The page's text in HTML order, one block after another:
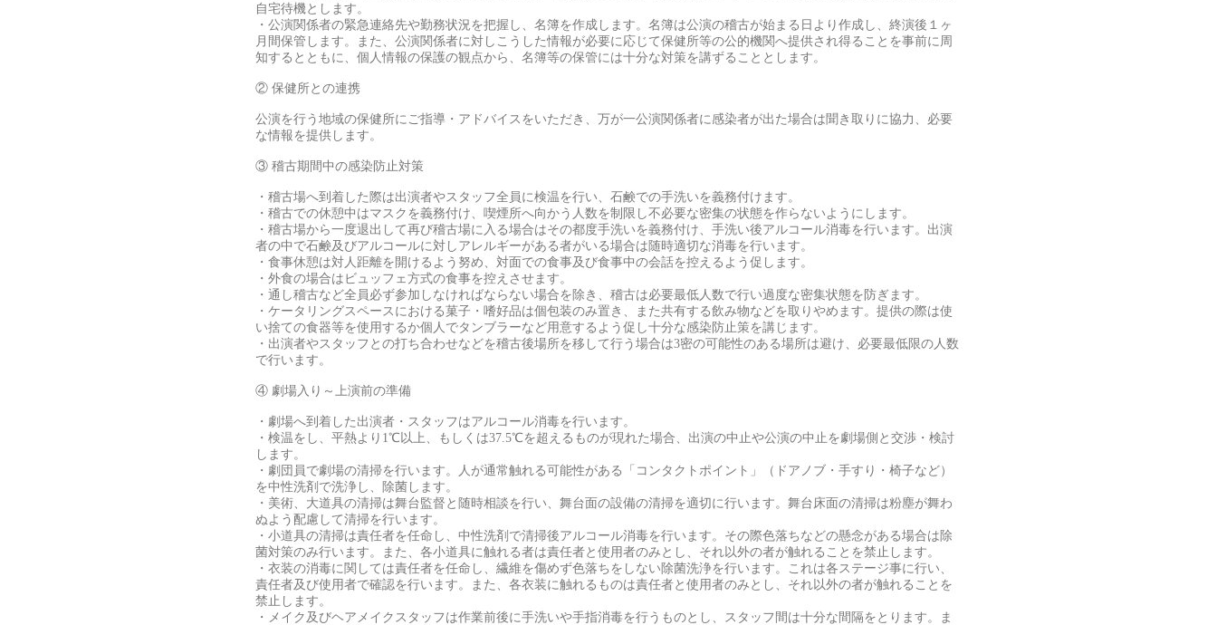
自宅待機とします。
・公演関係者の緊急連絡先や勤務状況を把握し、名簿を作成します。名簿は公演の稽古が始まる日より作成し、終演後１ヶ
月間保管します。また、公演関係者に対しこうした情報が必要に応じて保健所等の公的機関へ提供され得ることを事前に周
知するとともに、個人情報の保護の観点から、名簿等の保管には十分な対策を講ずることとします。
② 保健所との連携
公演を行う地域の保健所にご指導・アドバイスをいただき、万が一公演関係者に感染者が出た場合は聞き取りに協力、必要
な情報を提供します。
③ 稽古期間中の感染防止対策
・稽古場へ到着した際は出演者やスタッフ全員に検温を行い、石鹸での手洗いを義務付けます。
・稽古での休憩中はマスクを義務付け、喫煙所へ向かう人数を制限し不必要な密集の状態を作らないようにします。
・稽古場から一度退出して再び稽古場に入る場合はその都度手洗いを義務付け、手洗い後アルコール消毒を行います。出演
者の中で石鹸及びアルコールに対しアレルギーがある者がいる場合は随時適切な消毒を行います。
・食事休憩は対人距離を開けるよう努め、対面での食事及び食事中の会話を控えるよう促します。
・外食の場合はビュッフェ方式の食事を控えさせます。
・通し稽古など全員必ず参加しなければならない場合を除き、稽古は必要最低人数で行い過度な密集状態を防ぎます。
・ケータリングスペースにおける菓子・嗜好品は個包装のみ置き、また共有する飲み物などを取りやめます。提供の際は使
い捨ての食器等を使用するか個人でタンブラーなど用意するよう促し十分な感染防止策を講じます。
・出演者やスタッフとの打ち合わせなどを稽古後場所を移して行う場合は3密の可能性のある場所は避け、必要最低限の人数
で行います。
④ 劇場入り～上演前の準備
・劇場へ到着した出演者・スタッフはアルコール消毒を行います。
・検温をし、平熱より1℃以上、もしくは37.5℃を超えるものが現れた場合、出演の中止や公演の中止を劇場側と交渉・検討
します。
・劇団員で劇場の清掃を行います。人が通常触れる可能性がある「コンタクトポイント」（ドアノブ・手すり・椅子など）
を中性洗剤で洗浄し、除菌します。
・美術、大道具の清掃は舞台監督と随時相談を行い、舞台面の設備の清掃を適切に行います。舞台床面の清掃は粉塵が舞わ
ぬよう配慮して清掃を行います。
・小道具の清掃は責任者を任命し、中性洗剤で清掃後アルコール消毒を行います。その際色落ちなどの懸念がある場合は除
菌対策のみ行います。また、各小道具に触れる者は責任者と使用者のみとし、それ以外の者が触れることを禁止します。
・衣装の消毒に関しては責任者を任命し、繊維を傷めず色落ちをしない除菌洗浄を行います。これは各ステージ事に行い、
責任者及び使用者で確認を行います。また、各衣装に触れるものは責任者と使用者のみとし、それ以外の者が触れることを
禁止します。
・メイク及びヘアメイクスタッフは作業前後に手洗いや手指消毒を行うものとし、スタッフ間は十分な間隔をとります。ま